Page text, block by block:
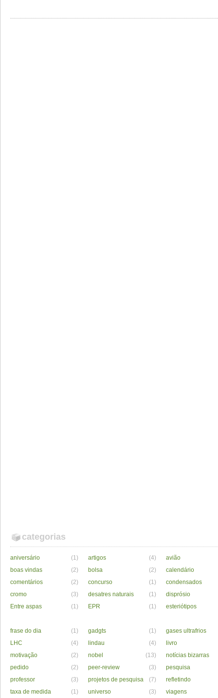
categorias
aniversário (1) artigos (4)
avião
boas vindas
(2) bolsa (2)
calendário
comentários
(2) concurso (1)
condensados
cromo
(3) desatres naturais (1)
disprósio
Entre aspas
(1) EPR (1) esteriótipos
frase do dia (1) gadgts (1)
gases ultrafrios
LHC
(4) lindau (4)
livro
motivação
(2) nobel (13)
notícias bizarras
pedido
(2) peer-review (3)
pesquisa
professor
(3) projetos de pesquisa (7)
refletindo
taxa de medida
(1) universo (3) viagens